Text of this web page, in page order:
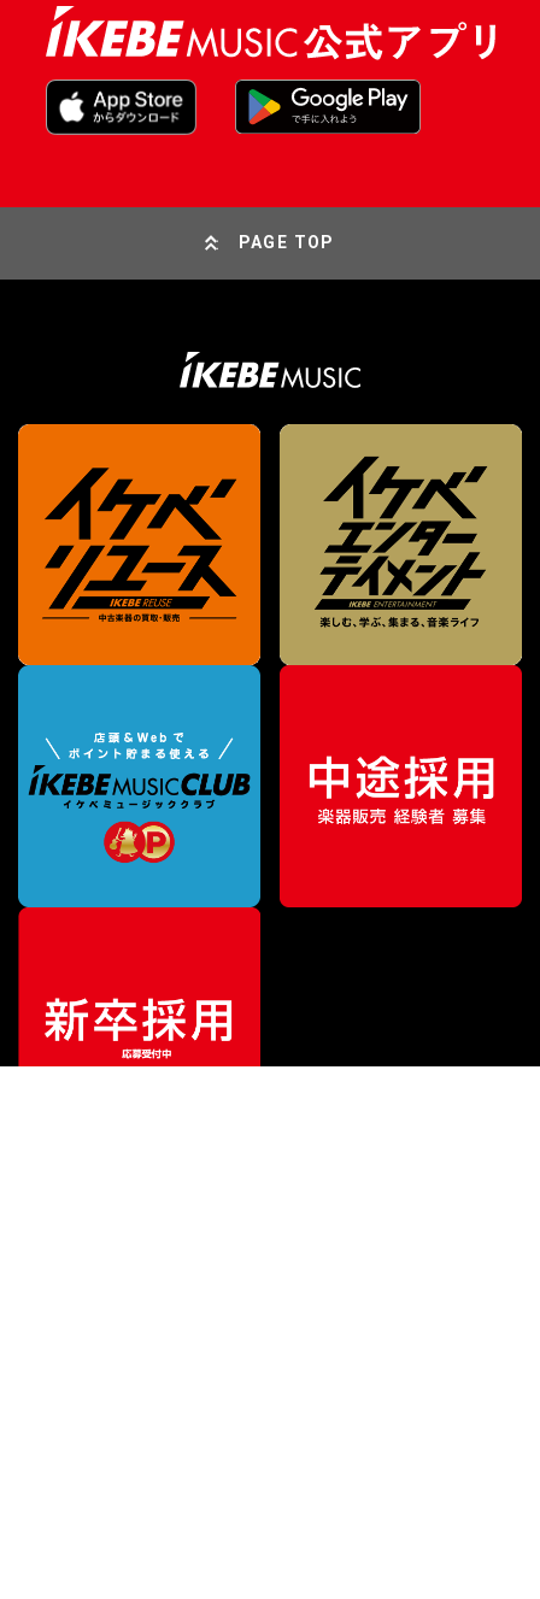
販売価格¥8,668（税込）
PAGE TOP